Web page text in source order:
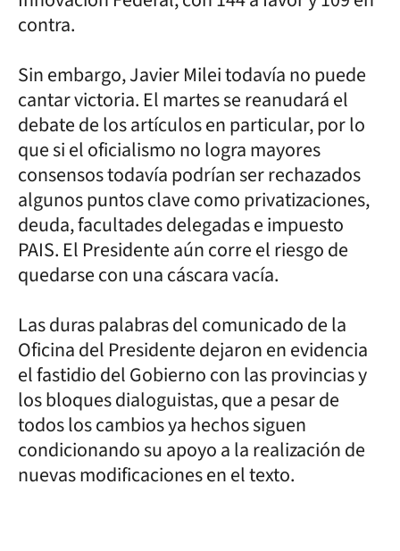
contra.
Sin embargo, Javier Milei todavía no puede
cantar victoria. El martes se reanudará el
debate de los artículos en particular, por lo
que si el oficialismo no logra mayores
consensos todavía podrían ser rechazados
algunos puntos clave como privatizaciones,
deuda, facultades delegadas e impuesto
PAIS. El Presidente aún corre el riesgo de
quedarse con una cáscara vacía.
Las duras palabras del comunicado de la
Oficina del Presidente dejaron en evidencia
el fastidio del Gobierno con las provincias y
los bloques dialoguistas, que a pesar de
todos los cambios ya hechos siguen
condicionando su apoyo a la realización de
nuevas modificaciones en el texto.